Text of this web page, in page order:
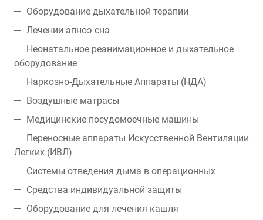
Оборудование дыхательной терапии
Лечении апноэ сна
Неонатальное реанимационное и дыхательное
оборудование
Наркозно-Дыхательные Аппараты (НДА)
Воздушные матрасы
Медицинские посудомоечные машины
Переносные аппараты Искусственной Вентиляции
Легких (ИВЛ)
Системы отведения дыма в операционных
Средства индивидуальной защиты
Оборудование для лечения кашля